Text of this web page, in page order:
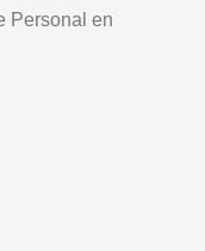
Personal en